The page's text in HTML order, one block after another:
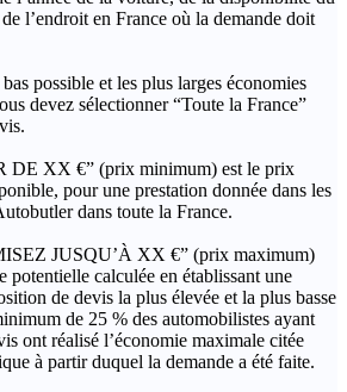
l’endroit en France où la demande doit
possible et les plus larges économies
devez sélectionner “Toute la France”
DE XX €” (prix minimum) est le prix
pour une prestation donnée dans les
dans toute la France.
JUSQU’À XX €” (prix maximum)
potentielle calculée en établissant une
de devis la plus élevée et la plus basse
de 25 % des automobilistes ayant
ont réalisé l’économie maximale citée
à partir duquel la demande a été faite.